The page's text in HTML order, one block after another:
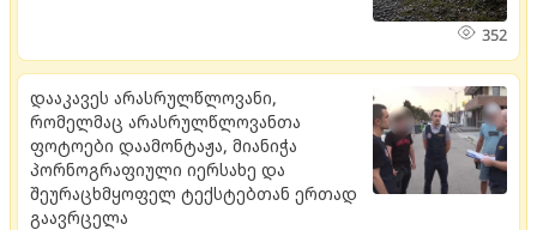
352
დააკავეს არასრულწლოვანი,
რომელმაც არასრულწლოვანთა
ფოტოები დაამონტაჟა, მიანიჭა
პორნოგრაფიული იერსახე და
შეურაცხმყოფელ ტექსტებთან ერთად
გაავრცელა